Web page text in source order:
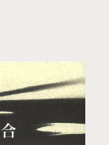
盡老上海的
國《作家文